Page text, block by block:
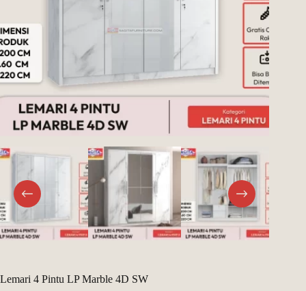
Register
Username or Email Address
Get New Password
← Back to login
Lemari 4 Pintu LP Marble 4D SW